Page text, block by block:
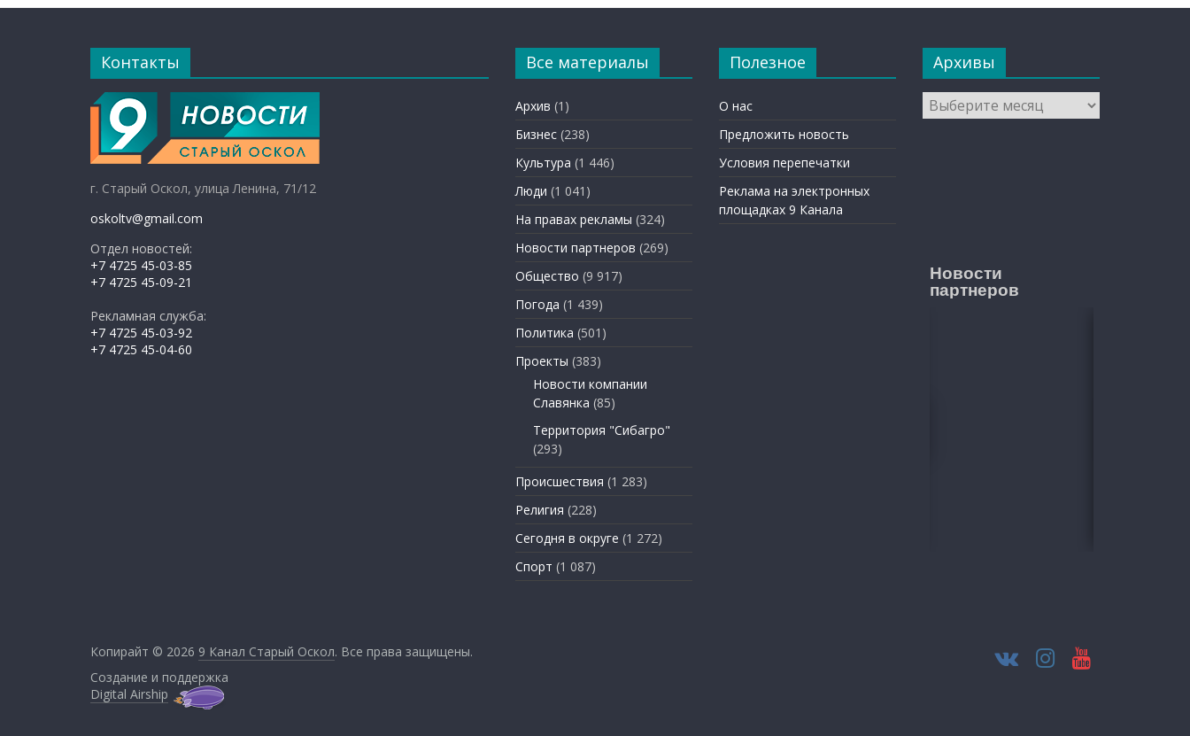
Контакты
г. Старый Оскол, улица Ленина, 71/12
oskoltv@gmail.com
Отдел новостей:
+7 4725 45-03-85
+7 4725 45-09-21
Рекламная служба:
+7 4725 45-03-92
+7 4725 45-04-60
Все материалы
Архив (1)
Бизнес (238)
Культура (1 446)
Люди (1 041)
На правах рекламы (324)
Новости партнеров (269)
Общество (9 917)
Погода (1 439)
Политика (501)
Проекты (383)
Новости компании
Славянка (85)
Территория "Сибагро"
(293)
Происшествия (1 283)
Религия (228)
Сегодня в округе (1 272)
Спорт (1 087)
Полезное
О нас
Предложить новость
Условия перепечатки
Реклама на электронных
площадках 9 Канала
Архивы
Архивы
Новости
партнеров
Копирайт © 2026 9 Канал Старый Оскол. Все права защищены.
Создание и поддержка
Digital Airship